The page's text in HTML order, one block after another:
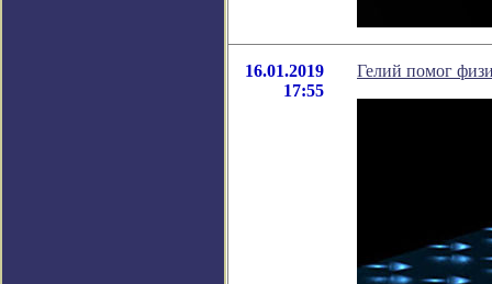
16.01.2019
17:55
Гелий помог